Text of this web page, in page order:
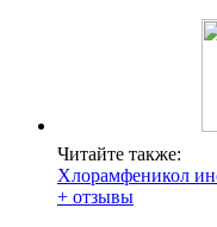
Читайте также:
Хлорамфеникол
+ отзывы